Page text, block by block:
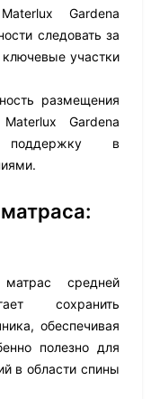
Gardena
следовать за
участки
размещения
Gardena
поддержку в
средней
сохранить
обеспечивая
полезно для
в области спины